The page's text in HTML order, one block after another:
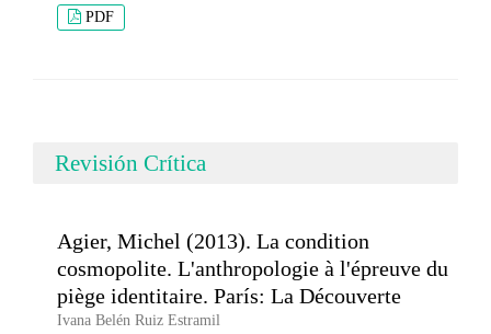
PDF
Revisión Crítica
Agier, Michel (2013). La condition
cosmopolite. L'anthropologie à l'épreuve du
piège identitaire. París: La Découverte
Ivana Belén Ruiz Estramil